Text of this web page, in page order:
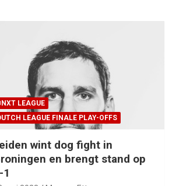
LEAGUE
LEAGUE FINALE PLAY-OFFS
wint dog fight in
en brengt stand op
1